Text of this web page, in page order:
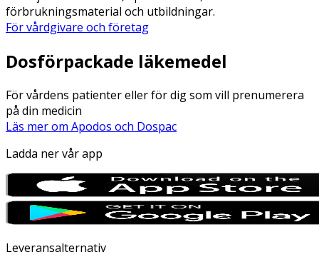
förbrukningsmaterial och utbildningar.
För vårdgivare och företag
Dosförpackade läkemedel
För vårdens patienter eller för dig som vill prenumerera
på din medicin
Läs mer om Apodos och Dospac
Ladda ner vår app
Leveransalternativ